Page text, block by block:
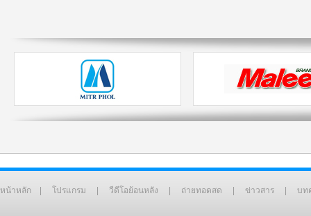
หน้าหลัก โปรแกรม วีดีโอย้อนหลัง ถ่ายทอดสด ข่าวสาร บท